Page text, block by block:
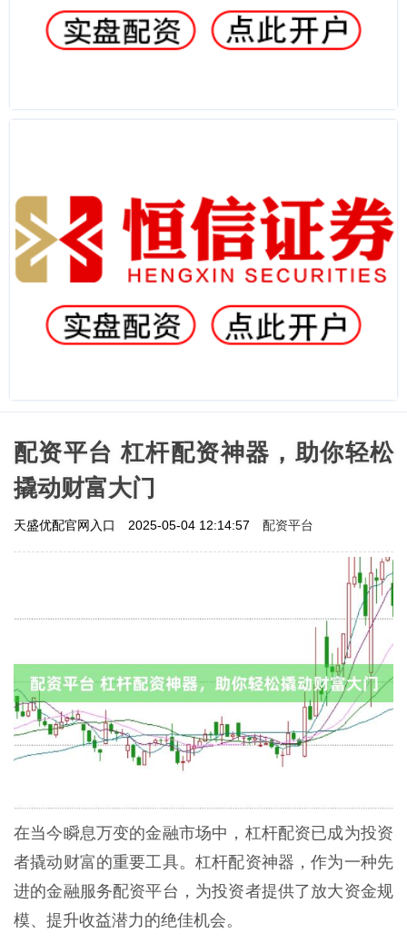
配资平台 杠杆配资神器，助你轻松
撬动财富大门
天盛优配官网入口 2025-05-04 12:14:57 配资平台
在当今瞬息万变的金融市场中，杠杆配资已成为投资
者撬动财富的重要工具。杠杆配资神器，作为一种先
进的金融服务配资平台，为投资者提供了放大资金规
模、提升收益潜力的绝佳机会。